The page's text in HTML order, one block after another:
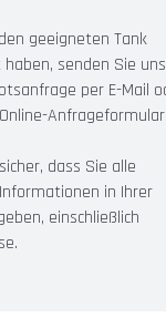
geeigneten Tank
senden Sie
per E-Mail
Anfrageformular.
dass Sie alle
in Ihrer
einschließlich